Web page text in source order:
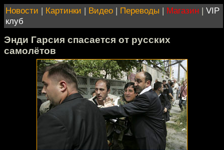
Новости | Картинки | Видео | Переводы | Магазин | VIP
клуб
Энди Гарсия спасается от русских
самолётов